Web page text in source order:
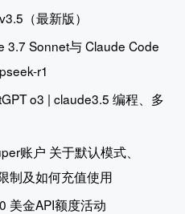
（最新版）
3.7 Sonnet与 Claude Code
r1
o3 | claude3.5 编程、多
账户 关于默认模式、
制及如何充值使用
美金API额度活动